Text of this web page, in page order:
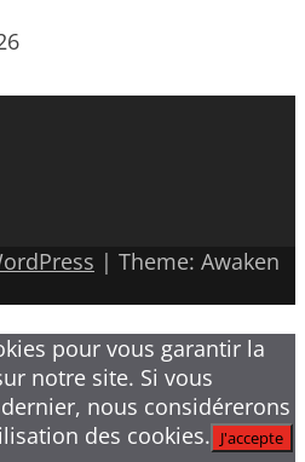
| Theme: Awaken
pour vous garantir la
notre site. Si vous
nous considérerons
des cookies. J'accepte